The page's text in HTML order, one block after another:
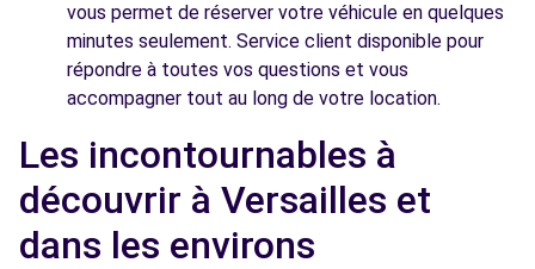
vous permet de réserver votre véhicule en quelques
minutes seulement. Service client disponible pour
répondre à toutes vos questions et vous
accompagner tout au long de votre location.
Les incontournables à
découvrir à Versailles et
dans les environs